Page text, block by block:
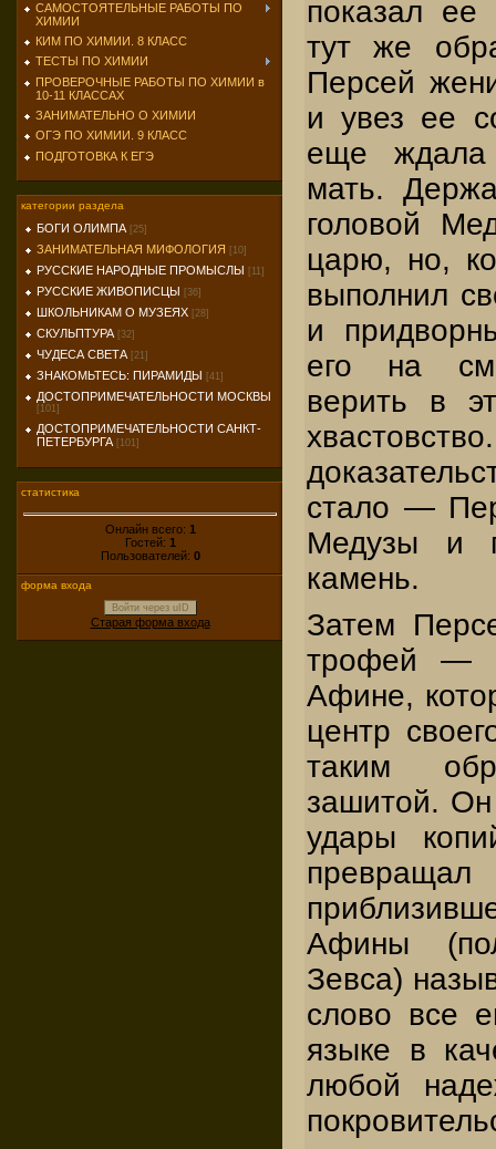
САМОСТОЯТЕЛЬНЫЕ РАБОТЫ ПО
ХИМИИ
КИМ ПО ХИМИИ. 8 КЛАСС
ТЕСТЫ ПО ХИМИИ
ПРОВЕРОЧНЫЕ РАБОТЫ ПО ХИМИИ в
10-11 КЛАССАХ
ЗАНИМАТЕЛЬНО О ХИМИИ
ОГЭ ПО ХИМИИ. 9 КЛАСС
ПОДГОТОВКА К ЕГЭ
категории раздела
БОГИ ОЛИМПА [25]
ЗАНИМАТЕЛЬНАЯ МИФОЛОГИЯ [10]
РУССКИЕ НАРОДНЫЕ ПРОМЫСЛЫ [11]
РУССКИЕ ЖИВОПИСЦЫ [36]
ШКОЛЬНИКАМ О МУЗЕЯХ [28]
СКУЛЬПТУРА [32]
ЧУДЕСА СВЕТА [21]
ЗНАКОМЬТЕСЬ: ПИРАМИДЫ [41]
ДОСТОПРИМЕЧАТЕЛЬНОСТИ МОСКВЫ
[101]
ДОСТОПРИМЕЧАТЕЛЬНОСТИ САНКТ-
ПЕТЕРБУРГА [101]
статистика
Онлайн всего: 1
Гостей: 1
Пользователей: 0
форма входа
Войти через uID
Старая форма входа
показал ее
тут же
Персей
и увез ее
еще ждала
мать.
головой
царю, но,
выполнил
и
его на
верить в
стало —
Медузы и
камень.
Затем
трофей —
Афине,
центр
таким
зашитой. Он
удары
превращал
Афины
Зевса)
слово все
языке в
любой